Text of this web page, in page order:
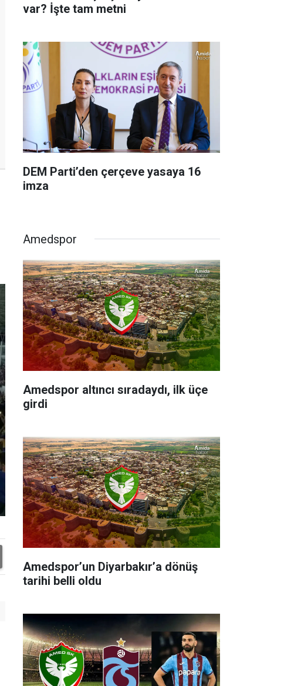
var? İşte tam metni
DEM Parti’den çerçeve yasaya 16
imza
Amedspor
Amedspor altıncı sıradaydı, ilk üçe
girdi
Amedspor’un Diyarbakır’a dönüş
tarihi belli oldu